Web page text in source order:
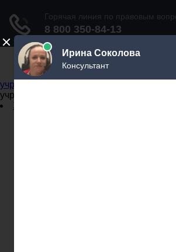
Не официальный справочник
учреждений
учреждений
Задать вопрос юристу